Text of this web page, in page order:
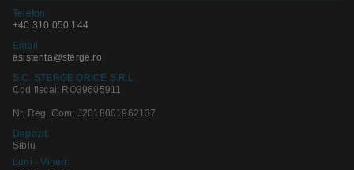
Telefon:
+40 310 050 144
Email
asistenta@sterge.ro
S.C. STERGE ORICE S.R.L.
Cod fiscal: RO39605911
Nr. Reg. Com: J2018001962137
Depozit:
Sibiu
Luni - Vineri: